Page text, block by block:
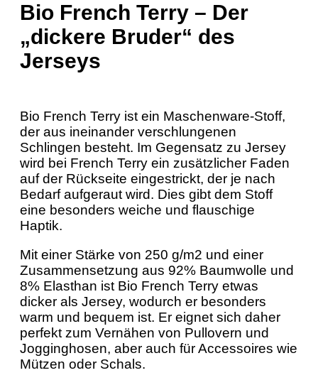
Bio French Terry – Der
„dickere Bruder“ des
Jerseys
Bio French Terry ist ein Maschenware-Stoff,
der aus ineinander verschlungenen
Schlingen besteht. Im Gegensatz zu Jersey
wird bei French Terry ein zusätzlicher Faden
auf der Rückseite eingestrickt, der je nach
Bedarf aufgeraut wird. Dies gibt dem Stoff
eine besonders weiche und flauschige
Haptik.
Mit einer Stärke von 250 g/m2 und einer
Zusammensetzung aus 92% Baumwolle und
8% Elasthan ist Bio French Terry etwas
dicker als Jersey, wodurch er besonders
warm und bequem ist. Er eignet sich daher
perfekt zum Vernähen von Pullovern und
Jogginghosen, aber auch für Accessoires wie
Mützen oder Schals.